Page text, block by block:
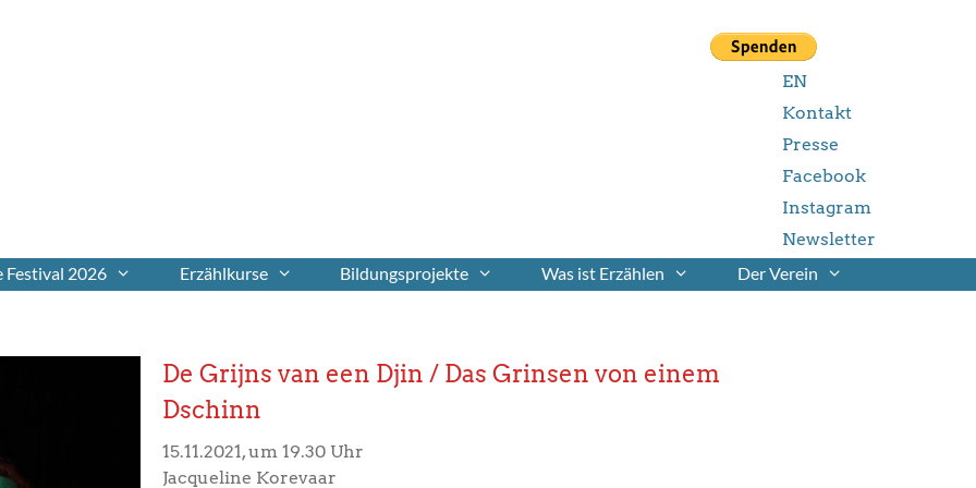
EN
Kontakt
Presse
Facebook
Instagram
Newsletter
Festival 2026 Erzählkurse Bildungsprojekte Was ist Erzählen Der Verein
De Grijns van een Djin / Das Grinsen von einem
Dschinn
15.11.2021, um 19.30 Uhr
Jacqueline Korevaar